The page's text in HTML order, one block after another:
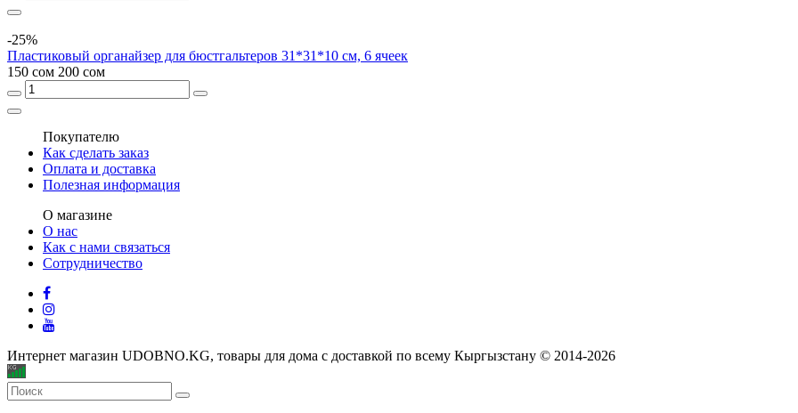
-25%
Пластиковый органайзер для бюстгальтеров 31*31*10 см, 6 ячеек
150 сом 200 сом
Покупателю
Как сделать заказ
Оплата и доставка
Полезная информация
О магазине
О нас
Как с нами связаться
Сотрудничество
Интернет магазин UDOBNO.KG, товары для дома с доставкой по всему Кыргызстану © 2014-2026